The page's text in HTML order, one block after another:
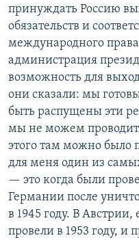
принуждать Россию
обязательств и
международного
администрация
возможность для
они сказали: мы
быть распущены эти
мы не можем
этого там можно было
для меня один из
— это когда были
Германии после
в 1945 году. В
провели в 1953 году, и